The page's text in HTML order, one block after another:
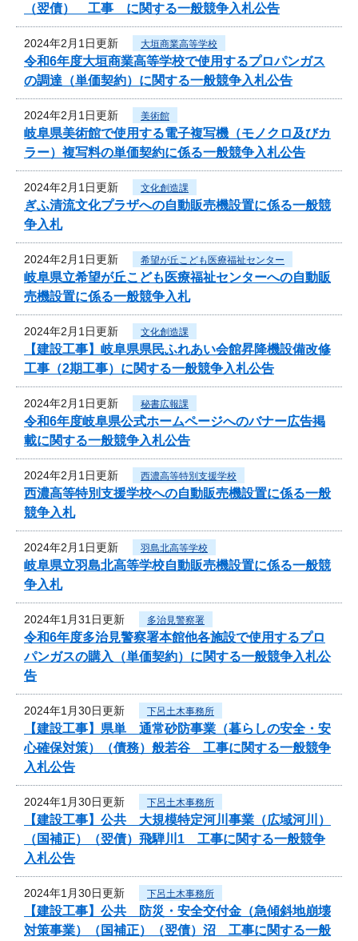
（翌債） 工事 に関する一般競争入札公告
2024年2月1日更新 大垣商業高等学校
令和6年度大垣商業高等学校で使用するプロパンガス
の調達（単価契約）に関する一般競争入札公告
2024年2月1日更新 美術館
岐阜県美術館で使用する電子複写機（モノクロ及びカ
ラー）複写料の単価契約に係る一般競争入札公告
2024年2月1日更新 文化創造課
ぎふ清流文化プラザへの自動販売機設置に係る一般競
争入札
2024年2月1日更新 希望が丘こども医療福祉センター
岐阜県立希望が丘こども医療福祉センターへの自動販
売機設置に係る一般競争入札
2024年2月1日更新 文化創造課
【建設工事】岐阜県県民ふれあい会館昇降機設備改修
工事（2期工事）に関する一般競争入札公告
2024年2月1日更新 秘書広報課
令和6年度岐阜県公式ホームページへのバナー広告掲
載に関する一般競争入札公告
2024年2月1日更新 西濃高等特別支援学校
西濃高等特別支援学校への自動販売機設置に係る一般
競争入札
2024年2月1日更新 羽島北高等学校
岐阜県立羽島北高等学校自動販売機設置に係る一般競
争入札
2024年1月31日更新 多治見警察署
令和6年度多治見警察署本館他各施設で使用するプロ
パンガスの購入（単価契約）に関する一般競争入札公
告
2024年1月30日更新 下呂土木事務所
【建設工事】県単 通常砂防事業（暮らしの安全・安
心確保対策）（債務）般若谷 工事に関する一般競争
入札公告
2024年1月30日更新 下呂土木事務所
【建設工事】公共 大規模特定河川事業（広域河川）
（国補正）（翌債）飛騨川1 工事に関する一般競争
入札公告
2024年1月30日更新 下呂土木事務所
【建設工事】公共 防災・安全交付金（急傾斜地崩壊
対策事業）（国補正）（翌債）沼 工事に関する一般